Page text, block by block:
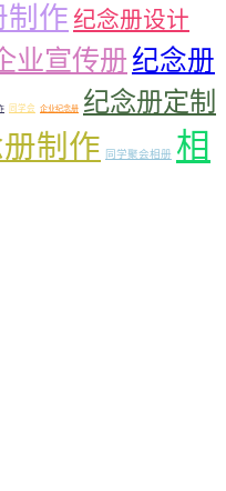
制作 纪念册设计
业宣传册 纪念册
同学会 企业纪念册 纪念册定制
制作 同学聚会相册 相